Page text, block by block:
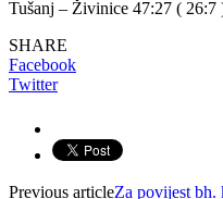
Tušanj – Živinice 47:27 ( 26:7
SHARE
Facebook
Twitter
Previous articleZa povijest bh.